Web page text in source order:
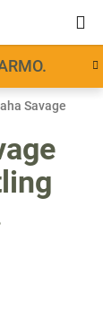
KOŠÍK
Savage